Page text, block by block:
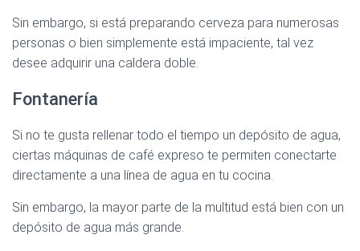
Sin embargo, si está preparando cerveza para numerosas
personas o bien simplemente está impaciente, tal vez
desee adquirir una caldera doble.
Fontanería
Si no te gusta rellenar todo el tiempo un depósito de agua,
ciertas máquinas de café expreso te permiten conectarte
directamente a una línea de agua en tu cocina.
Sin embargo, la mayor parte de la multitud está bien con un
depósito de agua más grande.